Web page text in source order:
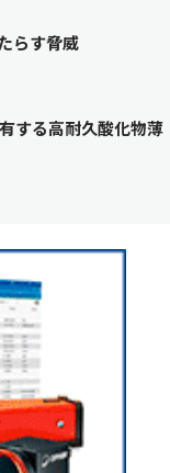
らす脅威
する高耐久酸化物薄